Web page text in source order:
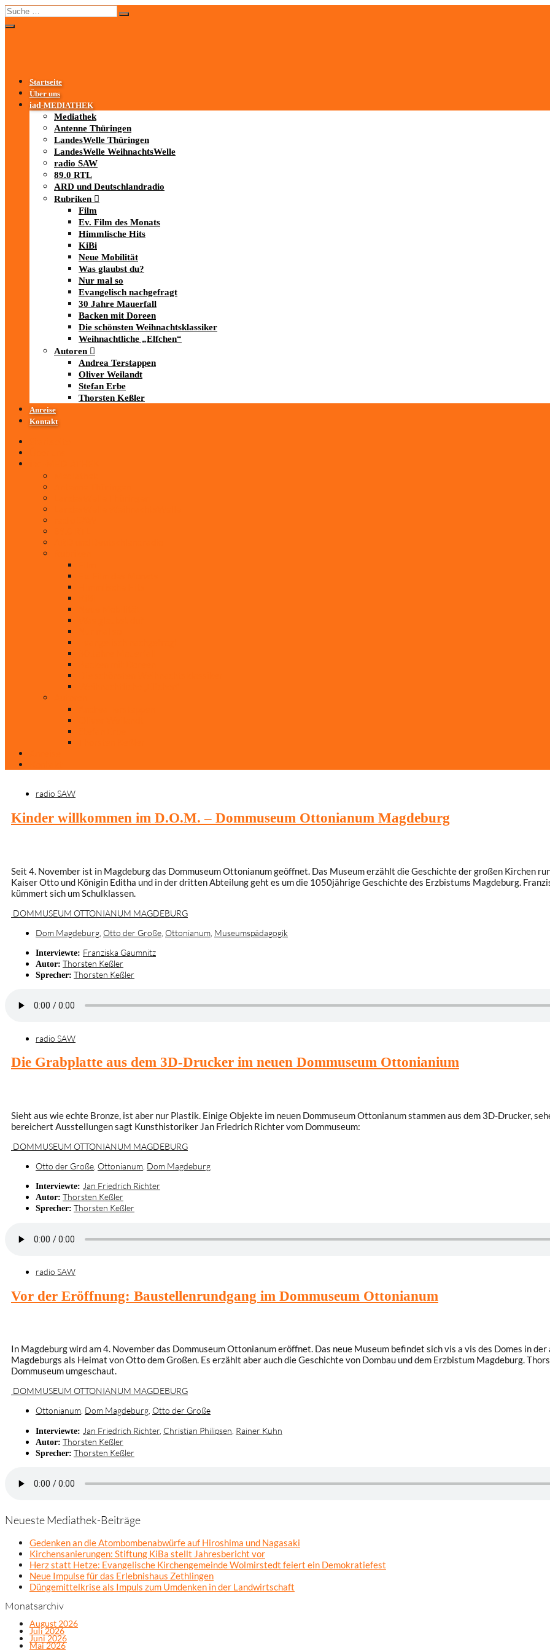
Startseite
Über uns
iad-MEDIATHEK
Mediathek
Antenne Thüringen
LandesWelle Thüringen
LandesWelle WeihnachtsWelle
radio SAW
89.0 RTL
ARD und Deutschlandradio
Rubriken
Film
Ev. Film des Monats
Himmlische Hits
KiBi
Neue Mobilität
Was glaubst du?
Nur mal so
Evangelisch nachgefragt
30 Jahre Mauerfall
Backen mit Doreen
Die schönsten Weihnachtsklassiker
Weihnachtliche „Elfchen“
Autoren
Andrea Terstappen
Oliver Weilandt
Stefan Erbe
Thorsten Keßler
Anreise
Kontakt
radio SAW
Kinder willkommen im D.O.M. – Dommuseum Ottonianum Magdeburg
Seit 4. November ist in Magdeburg das Dommuseum Ottonianum geöffnet. Das Museum erzählt die Geschichte der großen Kirchen
Kaiser Otto und Königin Editha und in der dritten Abteilung geht es um die 1050jährige Geschichte des Erzbistums Magdeburg.
kümmert sich um Schulklassen.
DOMMUSEUM OTTONIANUM MAGDEBURG
Dom Magdeburg Otto der Große Ottonianum Museumspädagogik
Interviewte: Franziska Gaumnitz
Autor: Thorsten Keßler
Sprecher: Thorsten Keßler
radio SAW
Die Grabplatte aus dem 3D-Drucker im neuen Dommuseum Ottonianium
Sieht aus wie echte Bronze, ist aber nur Plastik. Einige Objekte im neuen Dommuseum Ottonianum stammen aus dem 3D-Drucker,
bereichert Ausstellungen sagt Kunsthistoriker Jan Friedrich Richter vom Dommuseum:
DOMMUSEUM OTTONIANUM MAGDEBURG
Otto der Große Ottonianum Dom Magdeburg
Interviewte: Jan Friedrich Richter
Autor: Thorsten Keßler
Sprecher: Thorsten Keßler
radio SAW
Vor der Eröffnung: Baustellenrundgang im Dommuseum Ottonianum
In Magdeburg wird am 4. November das Dommuseum Ottonianum eröffnet. Das neue Museum befindet sich vis a vis des Domes in
Magdeburgs als Heimat von Otto dem Großen. Es erzählt aber auch die Geschichte von Dombau und dem Erzbistum Magdeburg.
Dommuseum umgeschaut.
DOMMUSEUM OTTONIANUM MAGDEBURG
Ottonianum, Dom Magdeburg, Otto der Große
Interviewte: Jan Friedrich Richter Christian Philipsen Rainer Kuhn
Autor: Thorsten Keßler
Sprecher: Thorsten Keßler
Neueste Mediathek-Beiträge
Gedenken an die Atombombenabwürfe auf Hiroshima und Nagasaki
Kirchensanierungen: Stiftung KiBa stellt Jahresbericht vor
Herz statt Hetze: Evangelische Kirchengemeinde Wolmirstedt feiert ein Demokratiefest
Neue Impulse für das Erlebnishaus Zethlingen
Düngemittelkrise als Impuls zum Umdenken in der Landwirtschaft
Monatsarchiv
August 2026
Juli 2026
Juni 2026
Mai 2026